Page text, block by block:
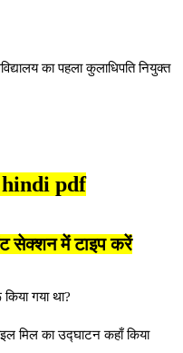
का पहला कुलाधिपति नियुक्त
pdf
सेक्शन में टाइप करें
गया था?
मिल का उद्घाटन कहाँ किया